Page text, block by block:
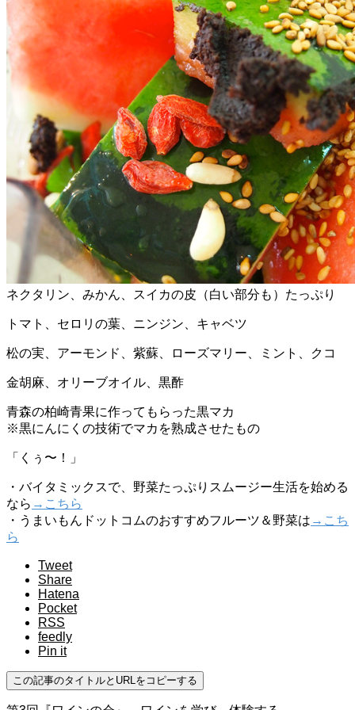
ネクタリン、みかん、スイカの皮（白い部分も）たっぷり
トマト、セロリの葉、ニンジン、キャベツ
松の実、アーモンド、紫蘇、ローズマリー、ミント、クコ
金胡麻、オリーブオイル、黒酢
青森の柏崎青果に作ってもらった黒マカ
※黒にんにくの技術でマカを熟成させたもの
「くぅ〜！」
・バイタミックスで、野菜たっぷりスムージー生活を始める
なら →こちら
・うまいもんドットコムのおすすめフルーツ＆野菜は →こち
ら
Tweet
Share
Hatena
Pocket
RSS
feedly
Pin it
この記事のタイトルとURLをコピーする